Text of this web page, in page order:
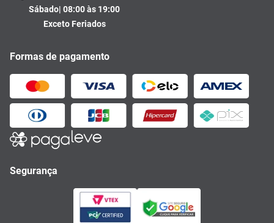
Sábado| 08:00 às 19:00
Exceto Feriados
Formas de pagamento
Segurança